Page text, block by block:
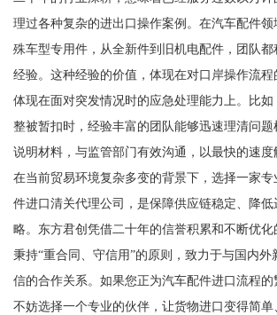
理过各种复杂的进出口操作案例。在汽车配件
殊车型专用件，从全新件到旧机电配件，团队
经验。这种经验的价值，体现在对口岸操作流
体现在面对突发情况时的应急处理能力上。比如
整被暂扣时，经验丰富的团队能够迅速理清问
说明材料，与监管部门有效沟通，以最快的速度
在当前贸易环境复杂多变的背景下，选择一家
件进口清关代理公司，是保障供应链稳定、降
略。东方君创凭借二十年的信誉积累和不断优
秉持“重合同、守信用”的原则，致力于与国内外
信的合作关系。如果您正为汽车配件进口流程的
不妨选择一个专业的伙伴，让货物进口变得简单